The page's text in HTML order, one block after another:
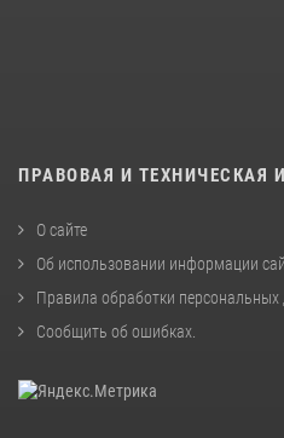
ПРАВОВАЯ И ТЕХНИЧЕСКАЯ
О сайте
Об использовании информации
Правила обработки
Сообщить об ошибках